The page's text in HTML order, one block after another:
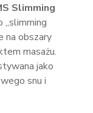
Slimming
„slimming
na obszary
masażu.
jako
snu i